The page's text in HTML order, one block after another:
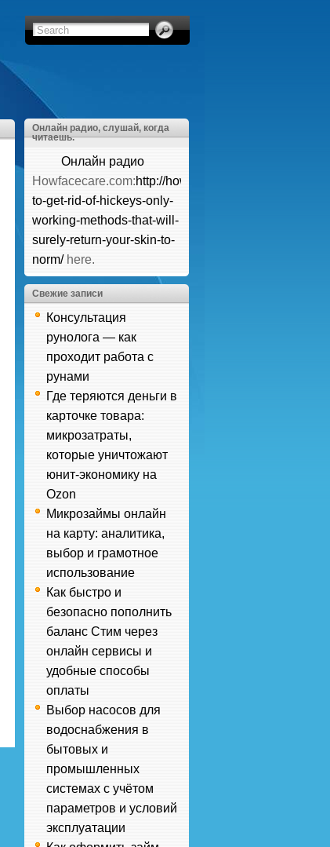
Онлайн радио, слушай, когда
читаешь.
Онлайн радио
Howfacecare.com:http://howfacecare.com/how-
to-get-rid-of-hickeys-only-
working-methods-that-will-
surely-return-your-skin-to-
norm/here.
Свежие записи
Консультация
рунолога — как
проходит работа с
рунами
Где теряются деньги в
карточке товара:
микрозатраты,
которые уничтожают
юнит-экономику на
Ozon
Микрозаймы онлайн
на карту: аналитика,
выбор и грамотное
использование
Как быстро и
безопасно пополнить
баланс Стим через
онлайн сервисы и
удобные способы
оплаты
Выбор насосов для
водоснабжения в
бытовых и
промышленных
системах с учётом
параметров и условий
эксплуатации